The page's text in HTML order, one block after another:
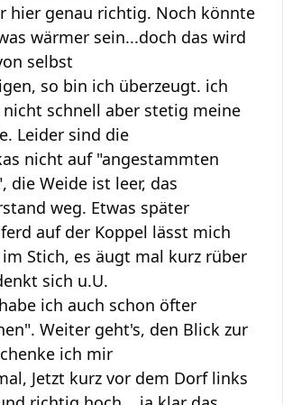
hier genau richtig. Noch könnte
wärmer sein...doch das wird
selbst
so bin ich überzeugt. ich
nicht schnell aber stetig meine
Leider sind die
nicht auf "angestammten
die Weide ist leer, das
weg. Etwas später
auf der Koppel lässt mich
Stich, es äugt mal kurz rüber
sich u.U.
ich auch schon öfter
Weiter geht's, den Blick zur
ich mir
Jetzt kurz vor dem Dorf links